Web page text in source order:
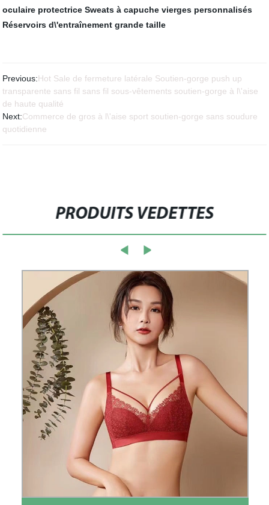
oculaire protectrice Sweats à capuche vierges personnalisés
Réservoirs d\'entraînement grande taille
Previous:Hot Sale de fermeture latérale Soutien-gorge push up
transparente sans fil sans fil sous-vêtements soutien-gorge à l\'aise
de haute qualité
Next:Commerce de gros à l\'aise sport soutien-gorge sans soudure
quotidienne
PRODUITS VEDETTES